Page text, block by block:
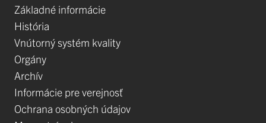
Základné informácie
História
Vnútorný systém kvality
Orgány
Archív
Informácie pre verejnosť
Ochrana osobných údajov